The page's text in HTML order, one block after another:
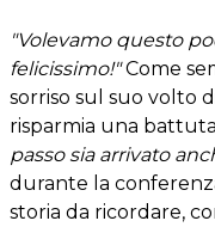
"Volevamo questo
felicissimo!"Come
sorriso sul suo volto
risparmia una
passo sia arrivato
durante la
storia da ricordare,